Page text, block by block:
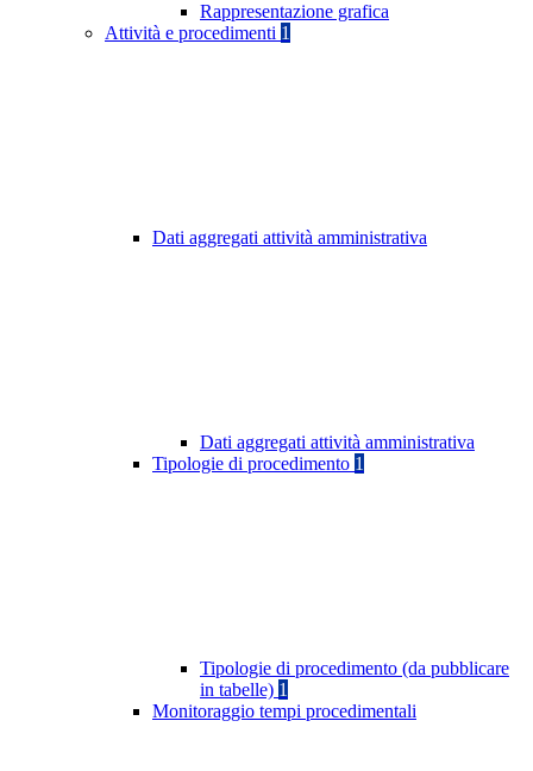
Rappresentazione grafica
Attività e procedimenti 1
Dati aggregati attività amministrativa
Dati aggregati attività amministrativa
Tipologie di procedimento 1
Tipologie di procedimento (da pubblicare
in tabelle) 1
Monitoraggio tempi procedimentali